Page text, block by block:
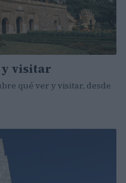
y visitar
qué ver y visitar, desde